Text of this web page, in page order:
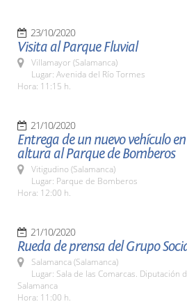
23/10/2020
Visita al Parque Fluvial
Villamayor (Salamanca)
Lugar: Avenida del Río Tormes
Hora: 11:15 h.
21/10/2020
Entrega de un nuevo vehículo en
altura al Parque de Bomberos
Vitigudino (Salamanca)
Lugar: Parque de Bomberos
Hora: 12:00 h.
21/10/2020
Rueda de prensa del Grupo
Salamanca (Salamanca)
Lugar: Sala de las Comarcas. Diputación
Salamanca
Hora: 11:00 h.